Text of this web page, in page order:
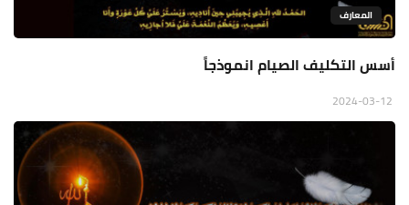
المعارف
أسس التكليف الصيام انموذجاً